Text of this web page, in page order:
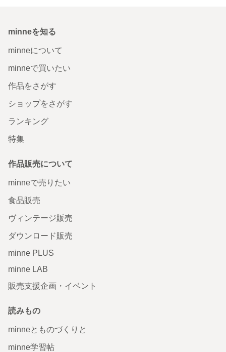
minneを知る
minneについて
minneで買いたい
作品をさがす
ショップをさがす
ランキング
特集
作品販売について
minneで売りたい
食品販売
ヴィンテージ販売
ダウンロード販売
minne PLUS
minne LAB
販売支援企画・イベント
読みもの
minneとものづくりと
minne学習帖